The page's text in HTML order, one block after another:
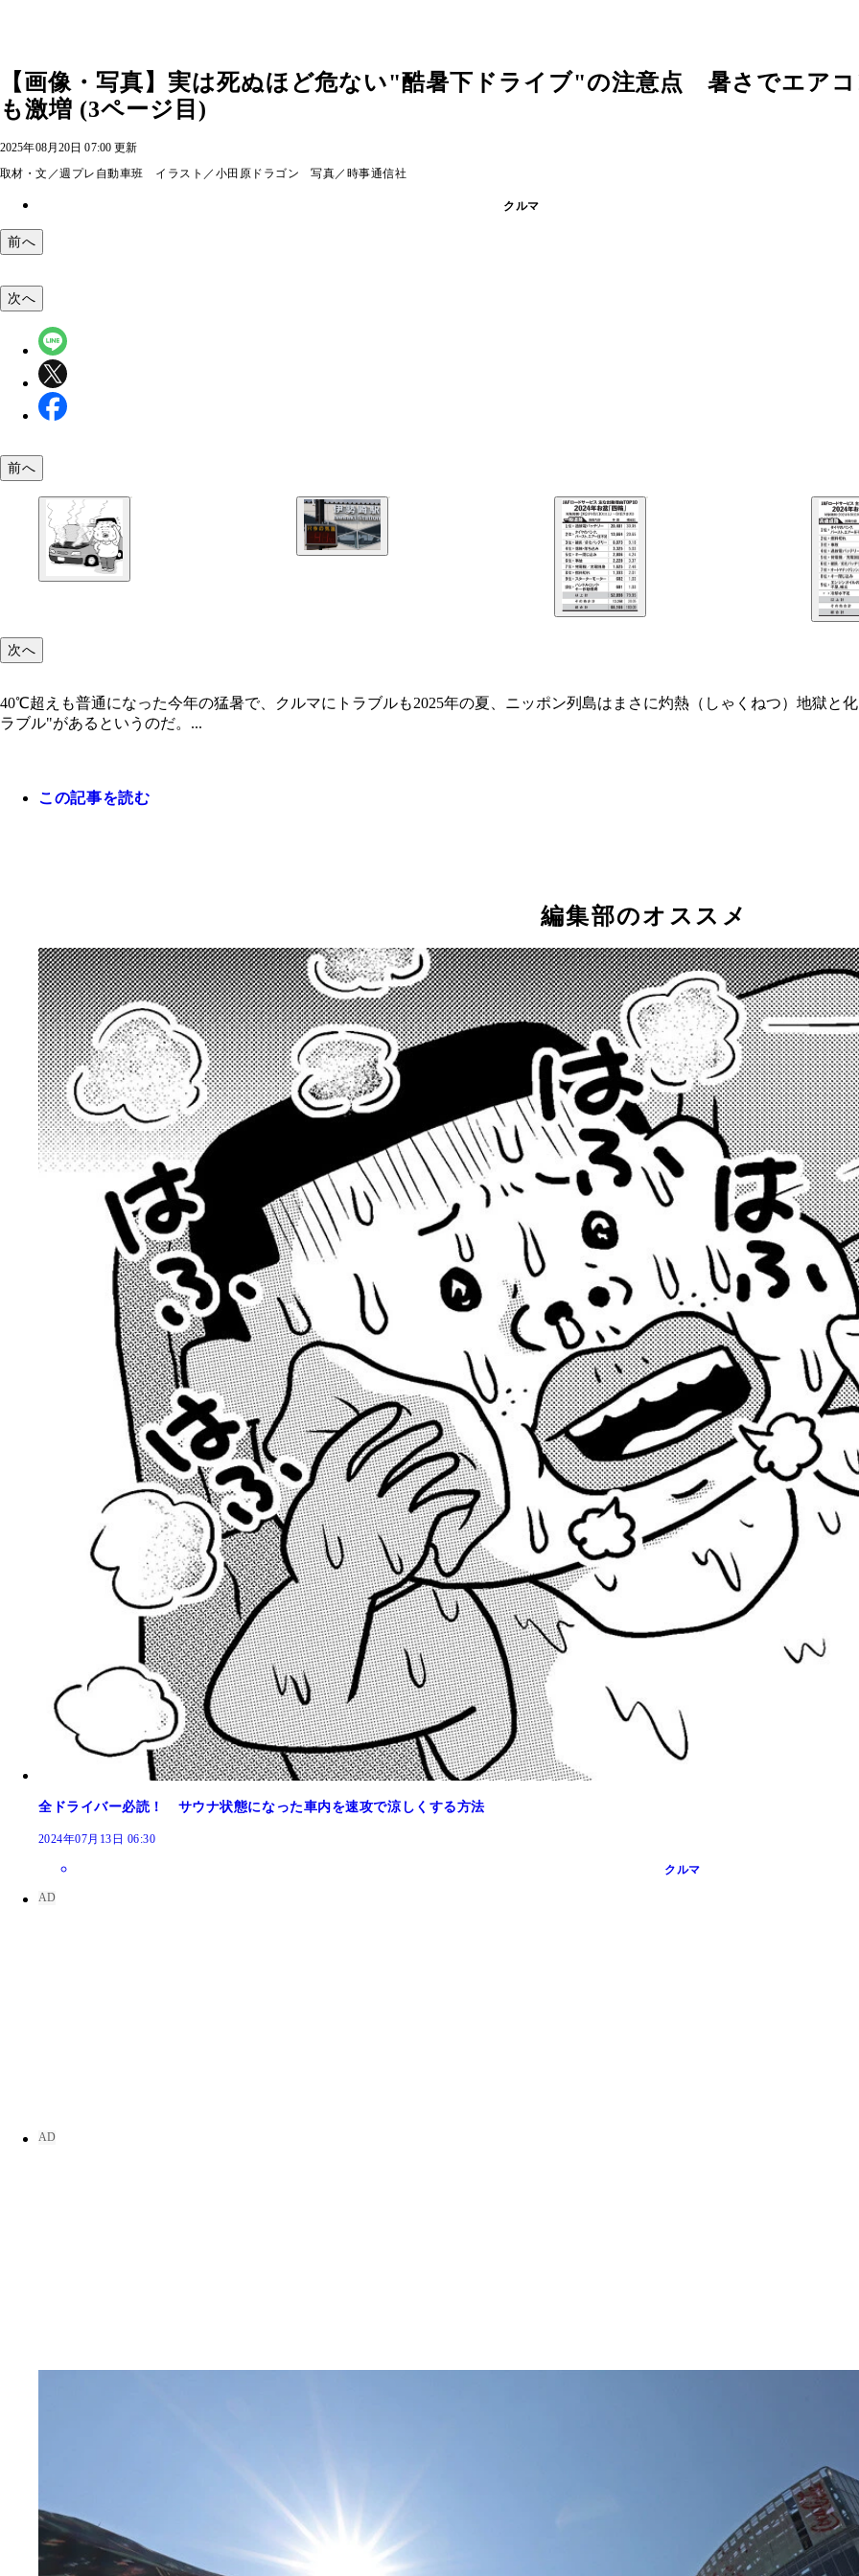
【画像・写真】実は死ぬほど危ない"酷暑下ドライブ"の注意点 暑さでエア
も激増 (3ページ目)
2025年08月20日 07:00 更新
取材・文／週プレ自動車班 イラスト／小田原ドラゴン 写真／時事通信社
クルマ
前へ
今夏は40℃超えの地点が激増。8月5日には群馬県伊勢崎市で41.8℃を記録し、国内の観測史上最高気温を更新した
猛暑の渋滞時には、エアコンの効きが悪くなったり、タイヤに異常が生じるケースも。日頃からの整備・点検を
次へ
前へ
次へ
40℃超えも普通になった今年の猛暑で、クルマにトラブルも2025年の夏、ニッポン列島はまさに灼熱（しゃくねつ）地獄と
ラブル"があるというのだ。...
この記事を読む
編集部のオススメ
全ドライバー必読！ サウナ状態になった車内を速攻で涼しくする方法
2024年07月13日 06:30
クルマ